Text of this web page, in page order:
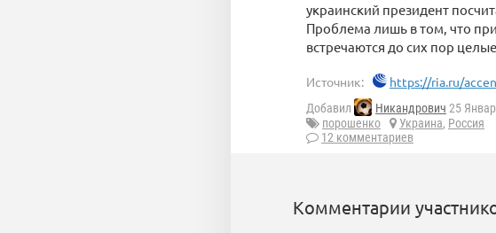
украинский президент
Проблема лишь в том, что
встречаются до сих пор
Источник: https://ria.ru/
Добавил Никандрович 25
порошенко
Украина, Россия
12 комментариев
Комментарии